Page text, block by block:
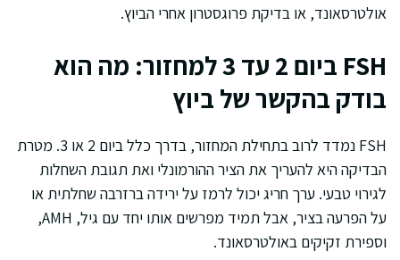
אולטרסאונד, או בדיקת פרוגסטרון אחרי הביוץ.
FSH ביום 2 עד 3 למחזור: מה הוא
בודק בהקשר של ביוץ
FSH נמדד לרוב בתחילת המחזור, בדרך כלל ביום 2 או 3. מטרת
הבדיקה היא להעריך את הציר ההורמונלי ואת תגובת השחלות
לגירוי טבעי. ערך חריג יכול לרמז על ירידה ברזרבה שחלתית או
על הפרעה בציר, אבל תמיד מפרשים אותו יחד עם גיל, AMH,
וספירת זקיקים באולטרסאונד.